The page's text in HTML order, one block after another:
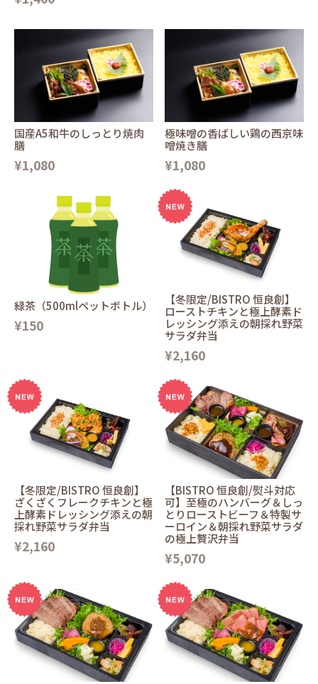
国産A5和牛のしっとり焼肉
膳
¥1,080
極味噌の香ばしい鶏の西京味
噌焼き膳
¥1,080
緑茶（500mlペットボトル）
¥150
【冬限定/BISTRO 恒良創】
ローストチキンと極上酵素ド
レッシング添えの朝採れ野菜
サラダ弁当
¥2,160
【冬限定/BISTRO 恒良創】
ざくざくフレークチキンと極
上酵素ドレッシング添えの朝
採れ野菜サラダ弁当
¥2,160
【BISTRO 恒良創/熨斗対応
可】至極のハンバーグ＆しっ
とりローストビーフ＆特製サ
ーロイン＆朝採れ野菜サラダ
の極上贅沢弁当
¥5,070